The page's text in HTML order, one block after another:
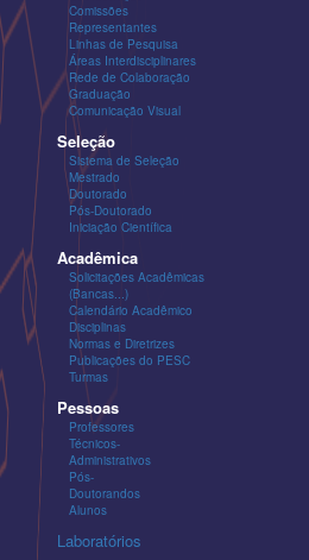
Comissões
Representantes
Linhas de Pesquisa
Áreas Interdisciplinares
Rede de Colaboração
Graduação
Comunicação Visual
Seleção
Sistema de Seleção
Mestrado
Doutorado
Pós-Doutorado
Iniciação Científica
Acadêmica
Solicitações Acadêmicas
(Bancas...)
Calendário Acadêmico
Disciplinas
Normas e Diretrizes
Publicações do PESC
Turmas
Pessoas
Professores
Técnicos-
Administrativos
Pós-
Doutorandos
Alunos
Laboratórios